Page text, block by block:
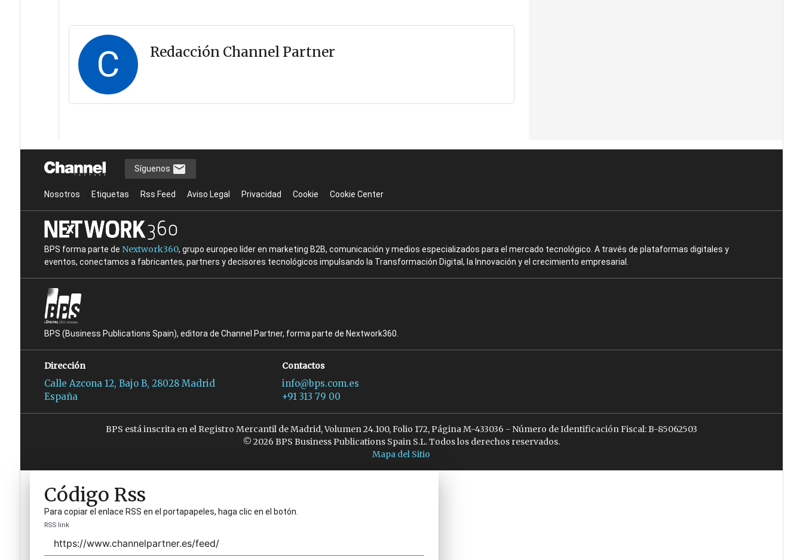
C Redacción Channel Partner
Síguenos
Nosotros Etiquetas Rss Feed Aviso Legal Privacidad Cookie Cookie Center
BPS forma parte de Nextwork360, grupo europeo líder en marketing B2B, comunicación y medios especializados para el mercado tecnológico. A través de plataformas digitales y
eventos, conectamos a fabricantes, partners y decisores tecnológicos impulsando la Transformación Digital, la Innovación y el crecimiento empresarial.
BPS (Business Publications Spain), editora de Channel Partner, forma parte de Nextwork360.
Dirección
Calle Azcona 12, Bajo B, 28028 Madrid
España
Contactos
info@bps.com.es
+91 313 79 00
BPS está inscrita en el Registro Mercantil de Madrid, Volumen 24.100, Folio 172, Página M-433036 - Número de Identificación Fiscal: B-85062503
© 2026 BPS Business Publications Spain S.L. Todos los derechos reservados.
Mapa del Sitio
Código Rss
Para copiar el enlace RSS en el portapapeles, haga clic en el botón.
RSS link